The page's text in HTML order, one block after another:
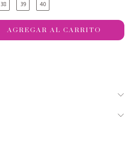
38 39 40